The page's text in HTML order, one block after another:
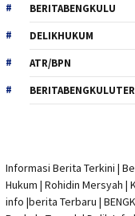
BERITABENGKULU
DELIKHUKUM
ATR/BPN
Informasi Berita Terkini |
Hukum | Rohidin Mersyah |
info |berita Terbaru |